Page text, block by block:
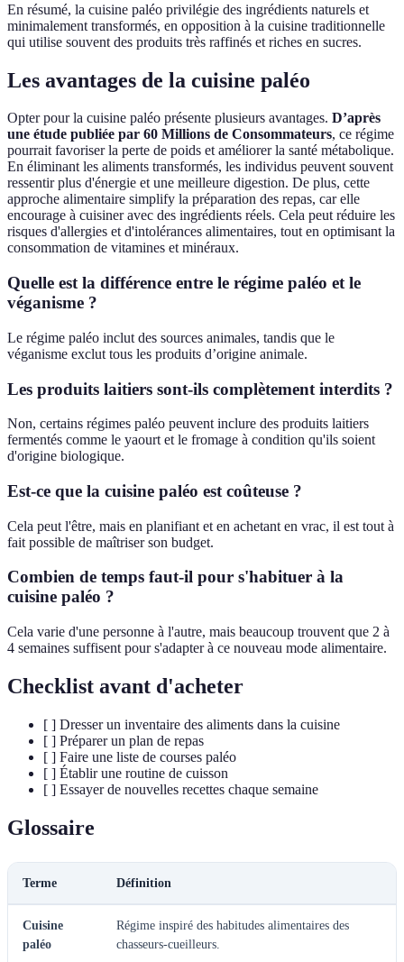
En résumé, la cuisine paléo privilégie des ingrédients naturels et
minimalement transformés, en opposition à la cuisine traditionnelle
qui utilise souvent des produits très raffinés et riches en sucres.
Les avantages de la cuisine paléo
Opter pour la cuisine paléo présente plusieurs avantages. D’après
une étude publiée par 60 Millions de Consommateurs, ce régime
pourrait favoriser la perte de poids et améliorer la santé métabolique.
En éliminant les aliments transformés, les individus peuvent souvent
ressentir plus d'énergie et une meilleure digestion. De plus, cette
approche alimentaire simplify la préparation des repas, car elle
encourage à cuisiner avec des ingrédients réels. Cela peut réduire les
risques d'allergies et d'intolérances alimentaires, tout en optimisant la
consommation de vitamines et minéraux.
Quelle est la différence entre le régime paléo et le
véganisme ?
Le régime paléo inclut des sources animales, tandis que le
véganisme exclut tous les produits d’origine animale.
Les produits laitiers sont-ils complètement interdits ?
Non, certains régimes paléo peuvent inclure des produits laitiers
fermentés comme le yaourt et le fromage à condition qu'ils soient
d'origine biologique.
Est-ce que la cuisine paléo est coûteuse ?
Cela peut l'être, mais en planifiant et en achetant en vrac, il est tout à
fait possible de maîtriser son budget.
Combien de temps faut-il pour s'habituer à la
cuisine paléo ?
Cela varie d'une personne à l'autre, mais beaucoup trouvent que 2 à
4 semaines suffisent pour s'adapter à ce nouveau mode alimentaire.
Checklist avant d'acheter
[ ] Dresser un inventaire des aliments dans la cuisine
[ ] Préparer un plan de repas
[ ] Faire une liste de courses paléo
[ ] Établir une routine de cuisson
[ ] Essayer de nouvelles recettes chaque semaine
Glossaire
Terme Définition
Cuisine
paléo
Régime inspiré des habitudes alimentaires des
chasseurs-cueilleurs.